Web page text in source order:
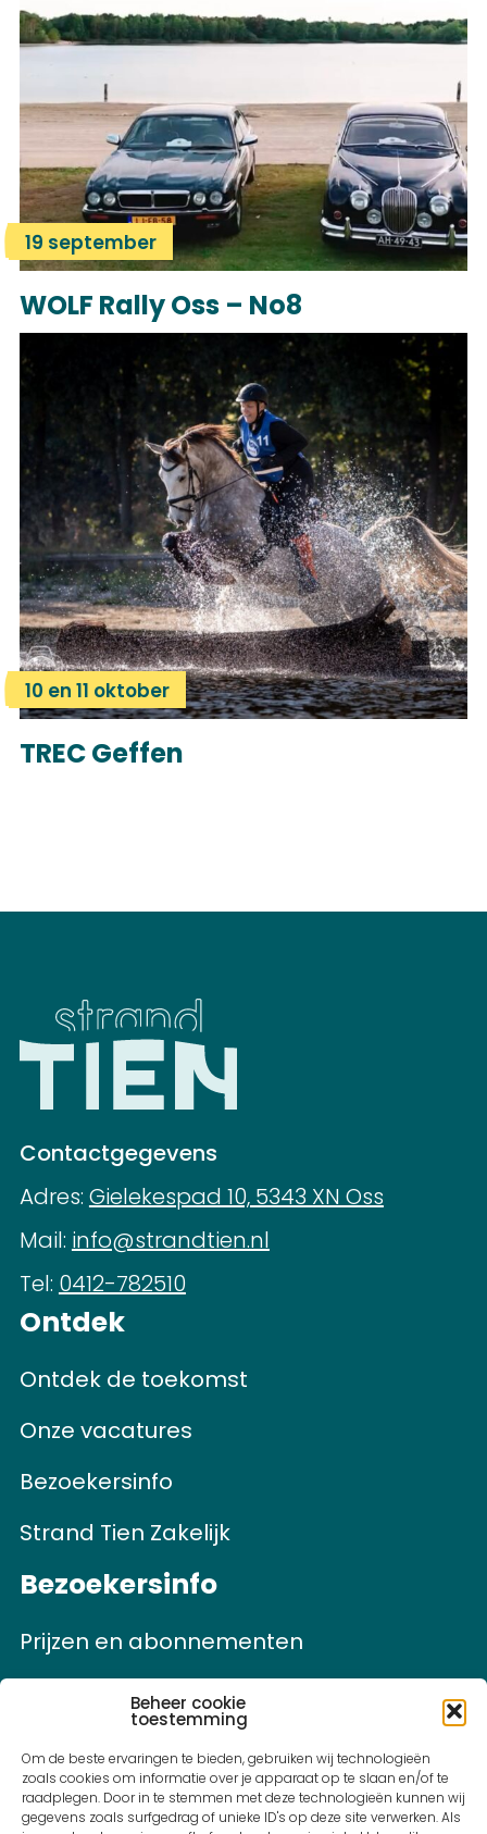
Beheer cookie
toestemming
Om de beste ervaringen te bieden, gebruiken wij technologieën
zoals cookies om informatie over je apparaat op te slaan en/of te
raadplegen. Door in te stemmen met deze technologieën kunnen wij
gegevens zoals surfgedrag of unieke ID's op deze site verwerken. Als
19 september
WOLF Rally Oss – No8
10 en 11 oktober
TREC Geffen
Contactgegevens
Adres: Gielekespad 10, 5343 XN Oss
Mail: info@strandtien.nl
Tel: 0412-782510
Ontdek
Ontdek de toekomst
Onze vacatures
Bezoekersinfo
Strand Tien Zakelijk
Bezoekersinfo
Prijzen en abonnementen
Openingstijden
Route